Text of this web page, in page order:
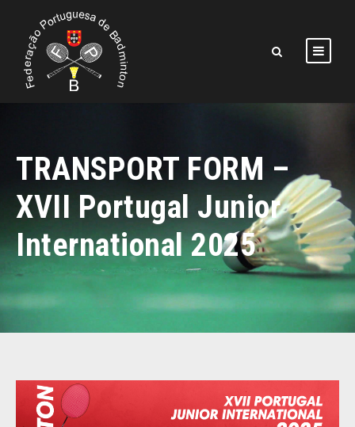
TRANSPORT FORM –
XVII Portugal Junior
International 2025